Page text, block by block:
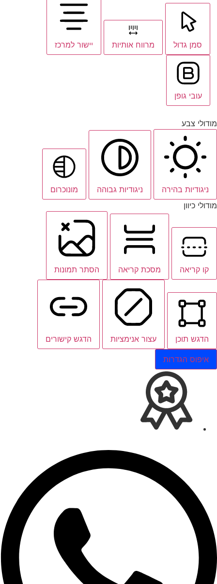
סמן גדול מרווח אותיות יישור למרכז
עובי גופן
מודולי צבע
ניגודיות בהירה ניגודיות גבוהה
מונוכרום
מודולי כיוון
קו קריאה מסכת קריאה הסתר תמונות
הדגש תוכן עצור אנימציות הדגש קישורים
איפוס הגדרות